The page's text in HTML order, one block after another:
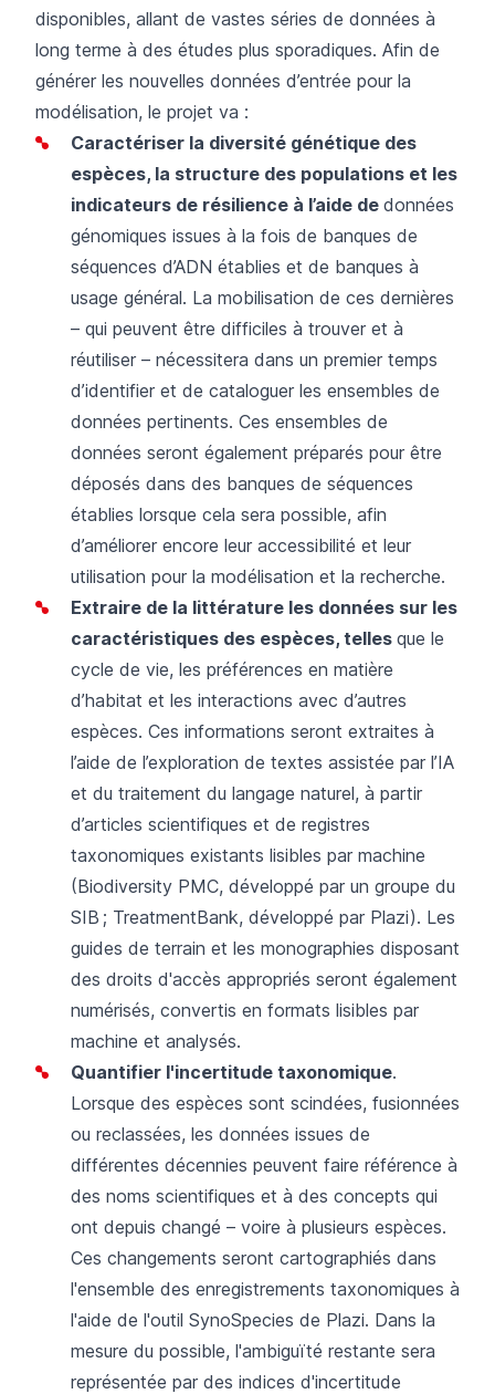
disponibles, allant de vastes séries de données à
long terme à des études plus sporadiques. Afin de
générer les nouvelles données d’entrée pour la
modélisation, le projet va :
Caractériser la diversité génétique des
espèces, la structure des populations et les
indicateurs de résilience à l’aide de données
génomiques issues à la fois de banques de
séquences d’ADN établies et de banques à
usage général. La mobilisation de ces dernières
– qui peuvent être difficiles à trouver et à
réutiliser – nécessitera dans un premier temps
d’identifier et de cataloguer les ensembles de
données pertinents. Ces ensembles de
données seront également préparés pour être
déposés dans des banques de séquences
établies lorsque cela sera possible, afin
d’améliorer encore leur accessibilité et leur
utilisation pour la modélisation et la recherche.
Extraire de la littérature les données sur les
caractéristiques des espèces, telles que le
cycle de vie, les préférences en matière
d’habitat et les interactions avec d’autres
espèces. Ces informations seront extraites à
l’aide de l’exploration de textes assistée par l’IA
et du traitement du langage naturel, à partir
d’articles scientifiques et de registres
taxonomiques existants lisibles par machine
(Biodiversity PMC, développé par un groupe du
SIB ; TreatmentBank, développé par Plazi). Les
guides de terrain et les monographies disposant
des droits d'accès appropriés seront également
numérisés, convertis en formats lisibles par
machine et analysés.
Quantifier l'incertitude taxonomique.
Lorsque des espèces sont scindées, fusionnées
ou reclassées, les données issues de
différentes décennies peuvent faire référence à
des noms scientifiques et à des concepts qui
ont depuis changé – voire à plusieurs espèces.
Ces changements seront cartographiés dans
l'ensemble des enregistrements taxonomiques à
l'aide de l'outil SynoSpecies de Plazi. Dans la
mesure du possible, l'ambiguïté restante sera
représentée par des indices d'incertitude